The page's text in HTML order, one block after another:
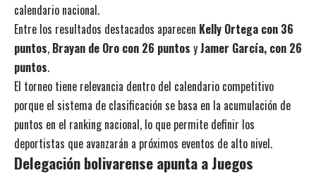
calendario nacional.
Entre los resultados destacados aparecen Kelly Ortega con 36
puntos, Brayan de Oro con 26 puntos yJamer García, con 26
puntos.
El torneo tiene relevancia dentro del calendario competitivo
porque el sistema de clasificación se basa en la acumulación de
puntos en el ranking nacional, lo que permite definir los
deportistas que avanzarán a próximos eventos de alto nivel.
Delegación bolivarense apunta a Juegos